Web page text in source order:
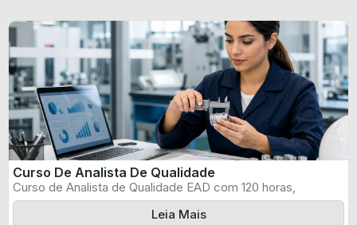
Curso De Analista De Qualidade
Curso de Analista de Qualidade EAD com 120 horas,
certificado informado pelo produtor ...
Leia Mais